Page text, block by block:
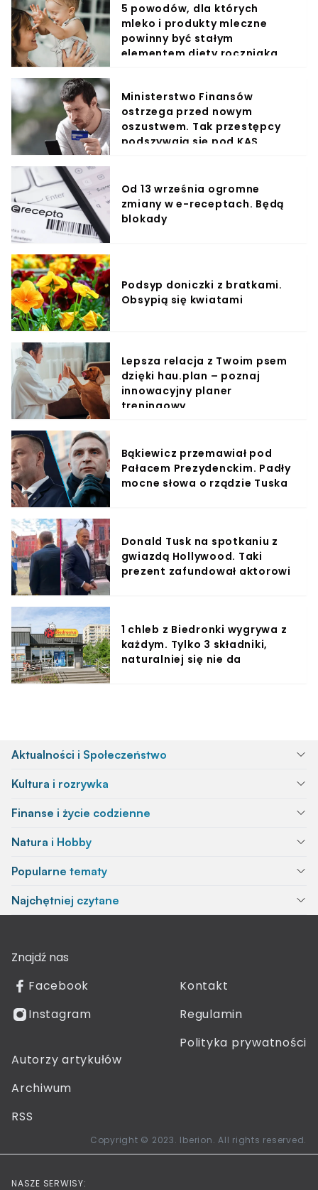
5 powodów, dla których
mleko i produkty mleczne
powinny być stałym
elementem diety roczniaka
Ministerstwo Finansów
ostrzega przed nowym
oszustwem. Tak przestępcy
podszywają się pod KAS
Od 13 września ogromne
zmiany w e-receptach. Będą
blokady
Podsyp doniczki z bratkami.
Obsypią się kwiatami
Lepsza relacja z Twoim psem
dzięki hau.plan – poznaj
innowacyjny planer
treningowy
Bąkiewicz przemawiał pod
Pałacem Prezydenckim. Padły
mocne słowa o rządzie Tuska
Donald Tusk na spotkaniu z
gwiazdą Hollywood. Taki
prezent zafundował aktorowi
1 chleb z Biedronki wygrywa z
każdym. Tylko 3 składniki,
naturalniej się nie da
Aktualności i Społeczeństwo
Kultura i rozrywka
Finanse i życie codzienne
Natura i Hobby
Popularne tematy
Najchętniej czytane
Znajdź nas
Facebook
Instagram
Kontakt
Regulamin
Polityka prywatności
Autorzy artykułów
Archiwum
RSS
Copyright © 2023. Iberion. All rights reserved.
NASZE SERWISY: